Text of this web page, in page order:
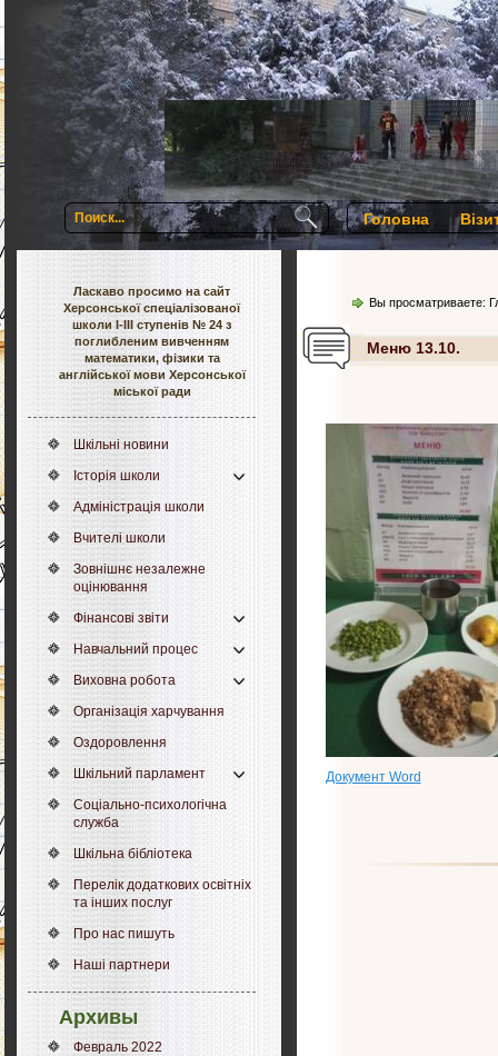
Головна
Ласкаво просимо на сайт
Херсонської спеціалізованої
школи І-ІІІ ступенів № 24 з
поглибленим вивченням
математики, фізики та
англійської мови Херсонської
міської ради
Шкільні новини
Історія школи
Адміністрація школи
Вчителі школи
Зовнішнє незалежне
оцінювання
Фінансові звіти
Навчальний процес
Виховна робота
Організація харчування
Оздоровлення
Шкільний парламент
Соціально-психологічна
служба
Шкільна бібліотека
Перелік додаткових освітніх
та інших послуг
Про нас пишуть
Наші партнери
Архивы
Февраль 2022
Вы просматриваете:
Меню 13.10.
Документ Word